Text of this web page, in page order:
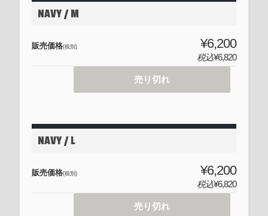
NAVY / M
販売価格(税別) ¥6,200
税込¥6,820
売り切れ
NAVY / L
販売価格(税別) ¥6,200
税込¥6,820
売り切れ